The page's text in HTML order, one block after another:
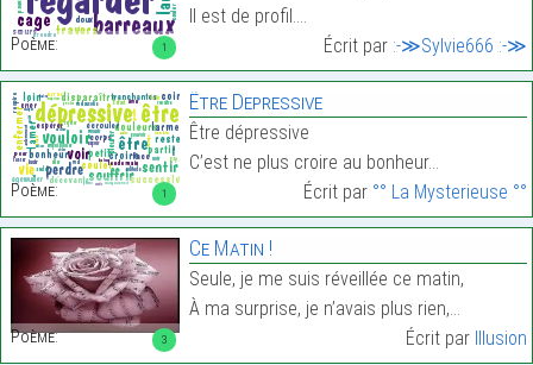
1
Poème:
Il est de profil.…
Écrit par :-≫Sylvie666 :-≫
1
Poème:
Être Depressive
Être dépressive
C’est ne plus croire au bonheur…
Écrit par °° La Mysterieuse °°
3
Poème:
Ce Matin !
Seule, je me suis réveillée ce matin,
À ma surprise, je n’avais plus rien,…
Écrit par
Illusion